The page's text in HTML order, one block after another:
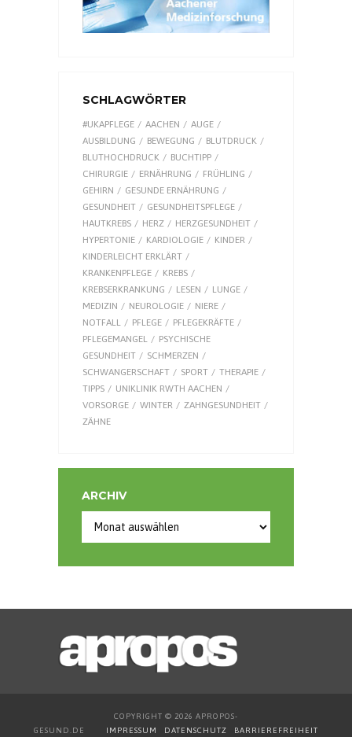
SCHLAGWÖRTER
#UKAPFLEGE AACHEN
AUGE
AUSBILDUNG
BEWEGUNG
BLUTDRUCK
BLUTHOCHDRUCK
BUCHTIPP
CHIRURGIE
ERNÄHRUNG
FRÜHLING
GEHIRN
GESUNDE ERNÄHRUNG
GESUNDHEIT
GESUNDHEITSPFLEGE
HAUTKREBS
HERZ
HERZGESUNDHEIT
HYPERTONIE
KARDIOLOGIE
KINDER
KINDERLEICHT ERKLÄRT
KRANKENPFLEGE
KREBS
KREBSERKRANKUNG
LESEN
LUNGE
MEDIZIN
NEUROLOGIE
NIERE
NOTFALL
PFLEGE
PFLEGEKRÄFTE
PFLEGEMANGEL
PSYCHISCHE
GESUNDHEIT
SCHMERZEN
SCHWANGERSCHAFT
SPORT
THERAPIE
TIPPS
UNIKLINIK RWTH AACHEN
VORSORGE
WINTER
ZAHNGESUNDHEIT
ZÄHNE
ARCHIV
COPYRIGHT © 2026 APROPOS-
GESUND.DE IMPRESSUM DATENSCHUTZ BARRIEREFREIHEIT